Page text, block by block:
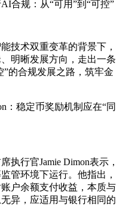
合规：从“可用”到“可控”
技术双重变革的背景下，
明晰发展方向，走出一条
”的合规发展之路，筑牢金
：稳定币奖励机制应在“同
执行官Jamie Dimon表示，
管环境下运行。他指出，
户余额支付收益，本质与
异，应适用与银行相同的